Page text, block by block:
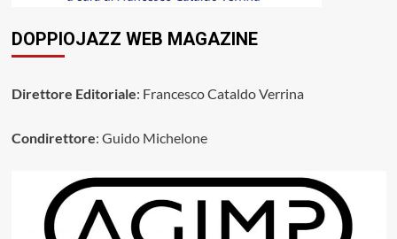
DOPPIOJAZZ WEB MAGAZINE
Direttore Editoriale: Francesco Cataldo Verrina
Condirettore: Guido Michelone